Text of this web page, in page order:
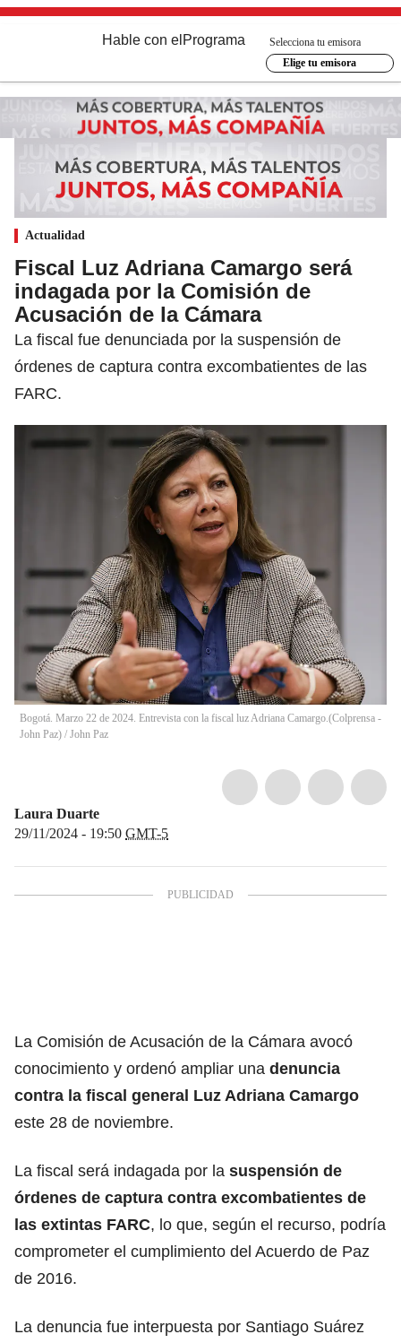
Hable con el Programa
Selecciona tu emisora
Elige tu emisora
Actualidad
Fiscal Luz Adriana Camargo será
indagada por la Comisión de
Acusación de la Cámara
La fiscal fue denunciada por la suspensión de
órdenes de captura contra excombatientes de las
FARC.
Bogotá. Marzo 22 de 2024. Entrevista con la fiscal luz Adriana Camargo.(Colprensa -
John Paz) / John Paz
Laura Duarte
29/11/2024 - 19:50 GMT-5
La Comisión de Acusación de la Cámara avocó
conocimiento y ordenó ampliar una denuncia
contra la fiscal general Luz Adriana Camargo
este 28 de noviembre.
La fiscal será indagada por la suspensión de
órdenes de captura contra excombatientes de
las extintas FARC, lo que, según el recurso, podría
comprometer el cumplimiento del Acuerdo de Paz
de 2016.
La denuncia fue interpuesta por Santiago Suárez